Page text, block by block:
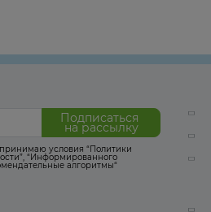
Подписаться
на рассылку
условия “Политики
, “Информированного
алгоритмы“